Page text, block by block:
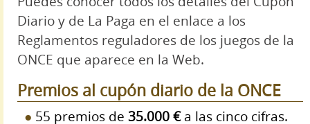
Diario y de La Paga en el enlace a los
Reglamentos reguladores de los juegos de la
ONCE que aparece en la Web.
Premios al cupón diario de la ONCE
55 premios de 35.000 €a las cinco cifras.